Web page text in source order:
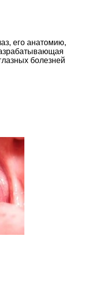
его анатомию,
болезней